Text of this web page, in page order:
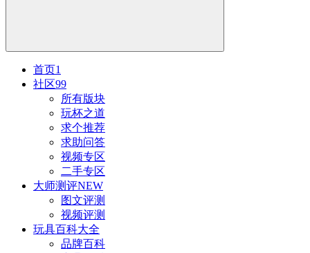
首页1
社区99
所有版块
玩杯之道
求个推荐
求助问答
视频专区
二手专区
大师测评NEW
图文评测
视频评测
玩具百科大全
品牌百科